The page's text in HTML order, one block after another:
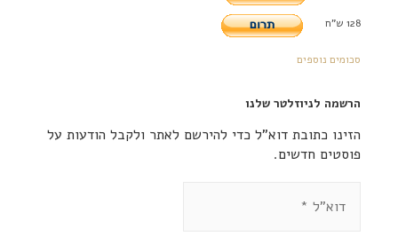
128 ש"ח
סכומים נוספים
הרשמה לניוזלטר שלנו
הזינו כתובת דוא"ל כדי להירשם לאתר ולקבל הודעות על
פוסטים חדשים.